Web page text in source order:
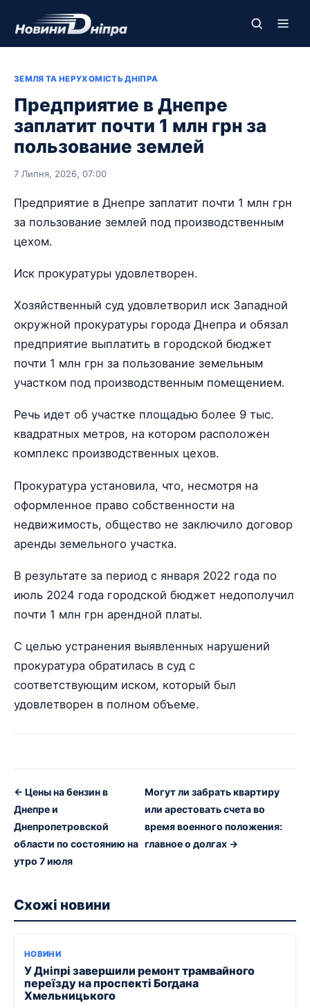
ЗЕМЛЯ ТА НЕРУХОМІСТЬ ДНІПРА
Предприятие в Днепре
заплатит почти 1 млн грн за
пользование землей
7 Липня, 2026, 07:00
Предприятие в Днепре заплатит почти 1 млн грн
за пользование землей под производственным
цехом.
Иск прокуратуры удовлетворен.
Хозяйственный суд удовлетворил иск Западной
окружной прокуратуры города Днепра и обязал
предприятие выплатить в городской бюджет
почти 1 млн грн за пользование земельным
участком под производственным помещением.
Речь идет об участке площадью более 9 тыс.
квадратных метров, на котором расположен
комплекс производственных цехов.
Прокуратура установила, что, несмотря на
оформленное право собственности на
недвижимость, общество не заключило договор
аренды земельного участка.
В результате за период с января 2022 года по
июль 2024 года городской бюджет недополучил
почти 1 млн грн арендной платы.
С целью устранения выявленных нарушений
прокуратура обратилась в суд с
соответствующим иском, который был
удовлетворен в полном объеме.
← Цены на бензин в
Днепре и
Днепропетровской
области по состоянию на
утро 7 июля
Могут ли забрать квартиру
или арестовать счета во
время военного положения:
главное о долгах →
Схожі новини
НОВИНИ
У Дніпрі завершили ремонт трамвайного
переїзду на проспекті Богдана
Хмельницького